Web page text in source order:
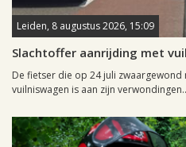
Leiden, 8 augustus 2026, 15:09
Slachtoffer aanrijding met
De fietser die op 24 juli
vuilniswagen is aan zijn